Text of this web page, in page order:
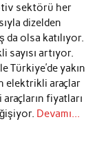
sektörü her
dizelden
da olsa katılıyor.
sayısı artıyor.
Türkiye’de yakın
elektrikli araçlar
fiyatları
Devamı...